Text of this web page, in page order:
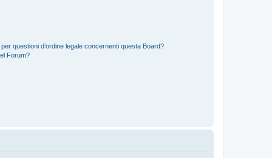
questioni d’ordine legale concernenti questa Board?
Forum?